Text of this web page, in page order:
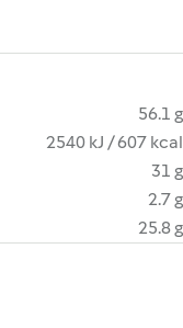
56.1 g
2540 kJ / 607 kcal
31 g
2.7 g
25.8 g